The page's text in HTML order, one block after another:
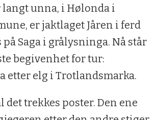
langt unna, i Hølonda i
er jaktlaget Jåren i ferd
på Saga i grålysninga. Nå står
begivenhet for tur:
etter elg i Trotlandsmarka.
det trekkes poster. Den ene